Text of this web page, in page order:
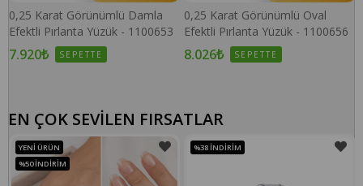
0,25 Karat Görünümlü Damla
Efektli Pırlanta Yüzük - 1100653
7.920₺ SEPETTE
0,25 Karat Görünümlü Oval
Efektli Pırlanta Yüzük - 1100656
8.026₺ SEPETTE
EN ÇOK SEVİLEN FIRSATLAR
YENI ÜRÜN
%50 İNDIRIM
%38 İNDIRIM